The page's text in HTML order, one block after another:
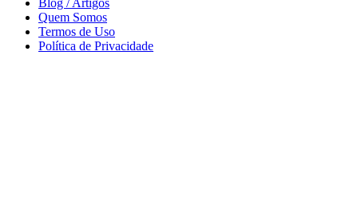
Quem Somos
Termos de Uso
Política de Privacidade